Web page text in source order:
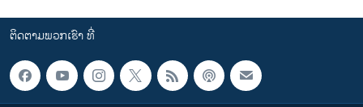
ຕິດຕາມພວກເຮົາ ທີ່